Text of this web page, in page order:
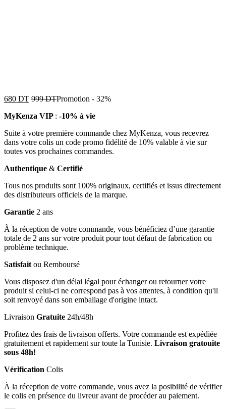
680 DT 999DTPromotion - 32%
MyKenza VIP : -10% à vie
Suite à votre première commande chez MyKenza, vous recevrez
dans votre colis un code promo fidélité de 10% valable à vie sur
toutes vos prochaines commandes.
Authentique & Certifié
Tous nos produits sont 100% originaux, certifiés et issus directement
des distributeurs officiels de la marque.
Garantie 2 ans
À la réception de votre commande, vous bénéficiez d’une garantie
totale de 2 ans sur votre produit pour tout défaut de fabrication ou
problème technique.
Satisfait ou Remboursé
Vous disposez d'un délai légal pour échanger ou retourner votre
produit si celui-ci ne correspond pas à vos attentes, à condition qu'il
soit renvoyé dans son emballage d'origine intact.
Livraison Gratuite 24h/48h
Profitez des frais de livraison offerts. Votre commande est expédiée
gratuitement et rapidement sur toute la Tunisie. Livraison gratouite
sous 48h!
Vérification Colis
À la réception de votre commande, vous avez la posibilité de vérifier
le colis en présence du livreur avant de procéder au paiement.